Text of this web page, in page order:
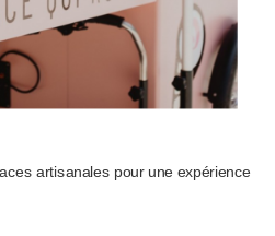
artisanales pour une expérience